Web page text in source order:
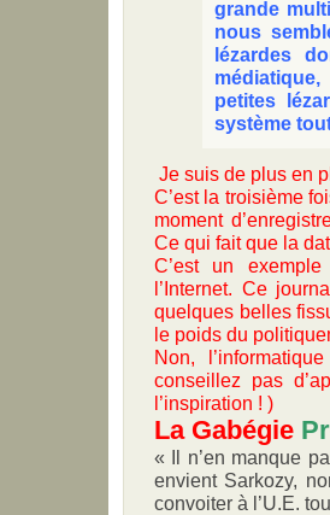
grande
nous
lézardes
petites
système
Je suis de plus en
C’est la troisième
moment
Ce qui fait que la
C’est un
l’Internet. Ce
quelques belles
le poids du
Non,
conseillez pas
l’inspiration ! )
La Gabégie
« Il n’en manque
envient Sarkozy,
convoiter à l’U.E.